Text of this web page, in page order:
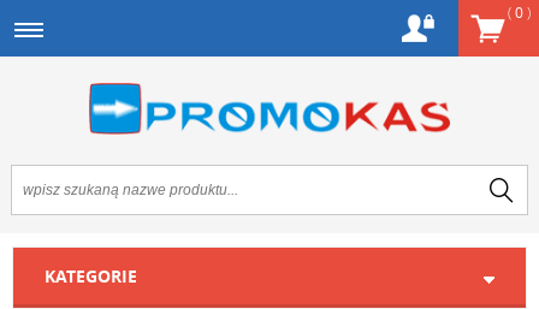
(0)
KATEGORIE